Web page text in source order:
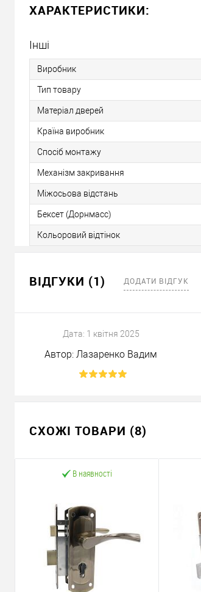
ХАРАКТЕРИСТИКИ:
Інші
Виробник
Тип товару
Матеріал дверей
Країна виробник
Спосіб монтажу
Механізм закривання
Міжосьова відстань
Бексет (Дорнмасс)
Кольоровий відтінок
ВІДГУКИ (1) ДОДАТИ ВІДГУК
Дата: 1 квітня 2025
Автор: Лазаренко Вадим
СХОЖІ ТОВАРИ (8)
В наявності